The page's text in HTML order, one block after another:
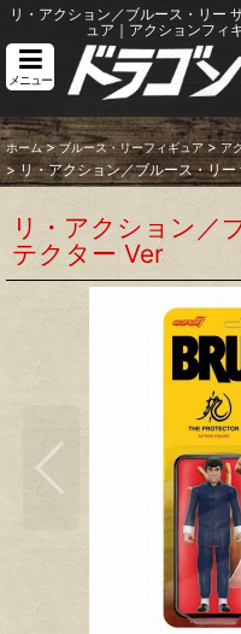
リ・アクション／ブルース・リー
ュア｜アクションフィ
メニュー
ホーム > ブルース・リーフィギュア > ア
> リ・アクション／ブルース・リ
リ・アクション／
テクター Ver